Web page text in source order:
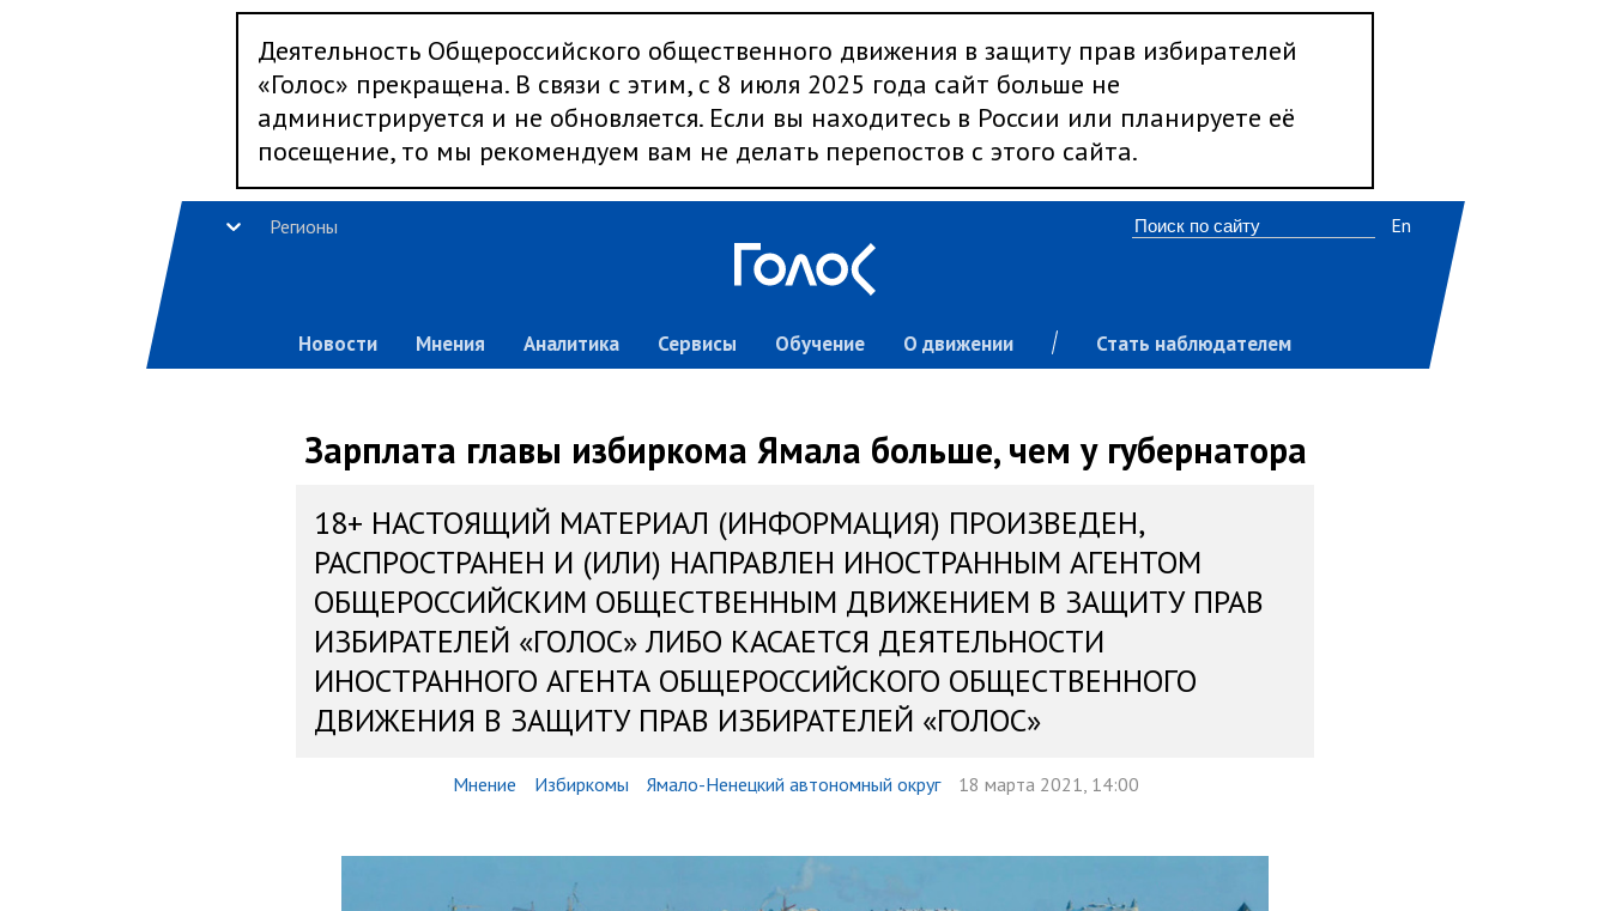
Деятельность Общероссийского общественного движения в защиту прав избирателей
«Голос» прекращена. В связи с этим, с 8 июля 2025 года сайт больше не
администрируется и не обновляется. Если вы находитесь в России или планируете её
посещение, то мы рекомендуем вам не делать перепостов с этого сайта.
Регионы
Новости Мнения Аналитика Сервисы Обучение О движении Стать наблюдателем
En
Зарплата главы избиркома Ямала больше, чем у губернатора
18+ НАСТОЯЩИЙ МАТЕРИАЛ (ИНФОРМАЦИЯ) ПРОИЗВЕДЕН,
РАСПРОСТРАНЕН И (ИЛИ) НАПРАВЛЕН ИНОСТРАННЫМ АГЕНТОМ
ОБЩЕРОССИЙСКИМ ОБЩЕСТВЕННЫМ ДВИЖЕНИЕМ В ЗАЩИТУ ПРАВ
ИЗБИРАТЕЛЕЙ «ГОЛОС» ЛИБО КАСАЕТСЯ ДЕЯТЕЛЬНОСТИ
ИНОСТРАННОГО АГЕНТА ОБЩЕРОССИЙСКОГО ОБЩЕСТВЕННОГО
ДВИЖЕНИЯ В ЗАЩИТУ ПРАВ ИЗБИРАТЕЛЕЙ «ГОЛОС»
Мнение Избиркомы Ямало-Ненецкий автономный округ 18 марта 2021, 14:00